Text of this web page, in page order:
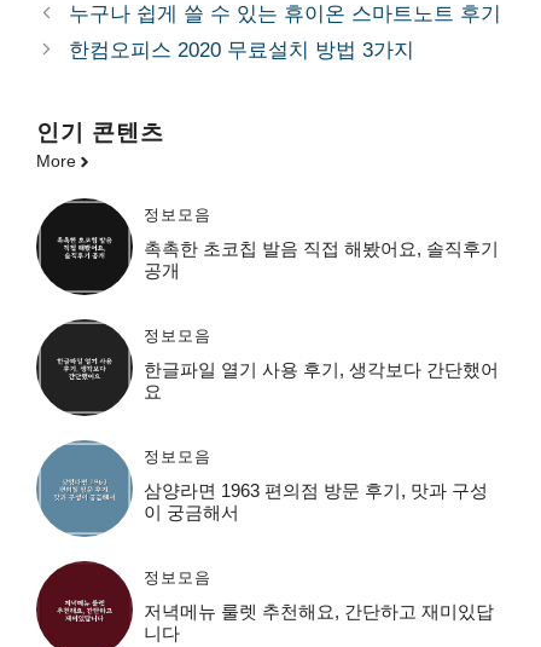
리
누구나 쉽게 쓸 수 있는 휴이온 스마트노트 후기
한컴오피스 2020 무료설치 방법 3가지
인기 콘텐츠
More
정보모음
촉촉한 초코칩 발음 직접 해봤어요, 솔직후기
공개
정보모음
한글파일 열기 사용 후기, 생각보다 간단했어
요
정보모음
삼양라면 1963 편의점 방문 후기, 맛과 구성
이 궁금해서
정보모음
저녁메뉴 룰렛 추천해요, 간단하고 재미있답
니다